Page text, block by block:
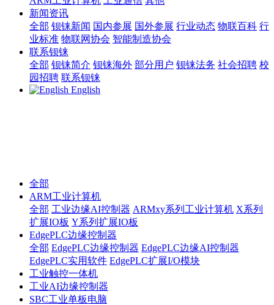
新闻资讯
全部 钡铼新闻 国内参展 国外参展 行业动态 物联百科 行
业标准 物联网协会 智能制造协会
联系钡铼
全部 钡铼简介 钡铼海外 部分用户 钡铼法务 社会招聘 校
园招聘 联系钡铼
English
全部
ARM工业计算机
全部 工业边缘AI控制器 ARMxy系列工业计算机 X系列
扩展IO板 Y系列扩展IO板
EdgePLC边缘控制器
全部 EdgePLC边缘控制器 EdgePLC边缘AI控制器
EdgePLC实用软件 EdgePLC扩展I/O模块
工业触控一体机
工业AI边缘控制器
SBC工业单板电脑